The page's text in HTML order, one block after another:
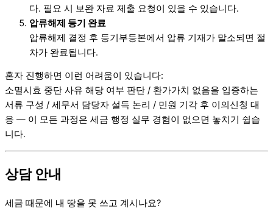
다. 필요 시 보완 자료 제출 요청이 있을 수 있습니다.
압류해제 등기 완료
압류해제 결정 후 등기부등본에서 압류 기재가 말소되면 절
차가 완료됩니다.
혼자 진행하면 이런 어려움이 있습니다:
소멸시효 중단 사유 해당 여부 판단 / 환가가치 없음을 입증하는
서류 구성 / 세무서 담당자 설득 논리 / 민원 기각 후 이의신청 대
응 — 이 모든 과정은 세금 행정 실무 경험이 없으면 놓치기 쉽습
니다.
상담 안내
세금 때문에 내 땅을 못 쓰고 계시나요?